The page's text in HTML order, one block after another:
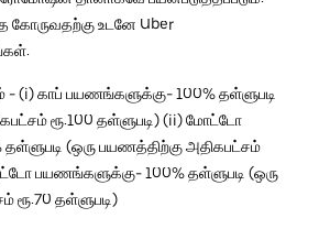
உடனே Uber
- (i) காப் பயணங்களுக்கு- 100% தள்ளுபடி
ரூ.100 தள்ளுபடி) (ii) மோட்டோ
(ஒரு பயணத்திற்கு அதிகபட்சம்
பயணங்களுக்கு- 100% தள்ளுபடி (ஒரு
ரூ.70 தள்ளுபடி)